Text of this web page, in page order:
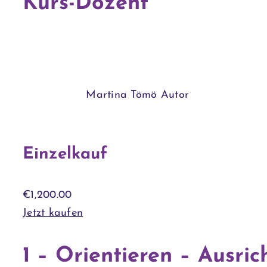
Martina Tömö Autor
Einzelkauf
€1,200.00
Jetzt kaufen
1 – Orientieren –